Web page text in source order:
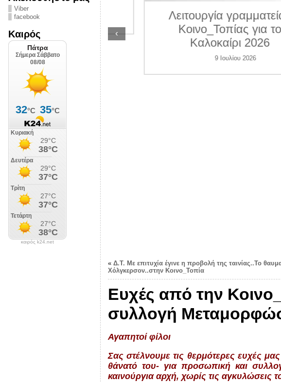
Viber
facebook
Καιρός
καιρός k24.net
Ιουλίου 2026
Λειτουργία γραμματείας
Κοινο_Τοπίας για το
Καλοκαίρι 2026
9 Ιουλίου 2026
‹
« Δ.Τ. Με επιτυχία έγινε η προβολή της ταινίας..Το
Χόλγκερσον..στην Κοινο_Τοπία
Ευχές από την
συλλογή
Αγαπητοί φίλοι
Σας στέλνουμε τις θερμότερες ευχές
θάνατό του- για προσωπική και
καινούργια αρχή, χωρίς τις αγκυλώσεις